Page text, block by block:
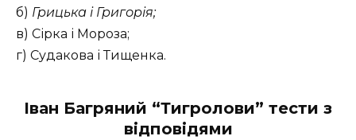
б) Грицька і Григорія;
в) Сірка і Мороза;
г) Судакова і Тищенка.
Іван Багряний “Тигролови” тести з
відповідями